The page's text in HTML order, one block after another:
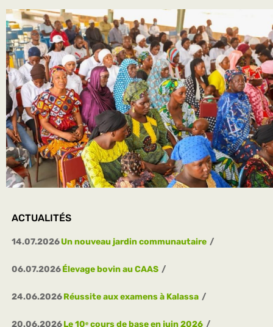
ACTUALITÉS
14.07.2026Un nouveau jardin communautaire
06.07.2026Élevage bovin au CAAS
24.06.2026Réussite aux examens à Kalassa
20.06.2026Le 10ᵉ cours de base en juin 2026